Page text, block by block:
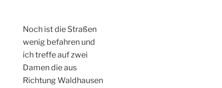
Noch ist die Straßen
wenig befahren und
ich treffe auf zwei
Damen die aus
Richtung Waldhausen